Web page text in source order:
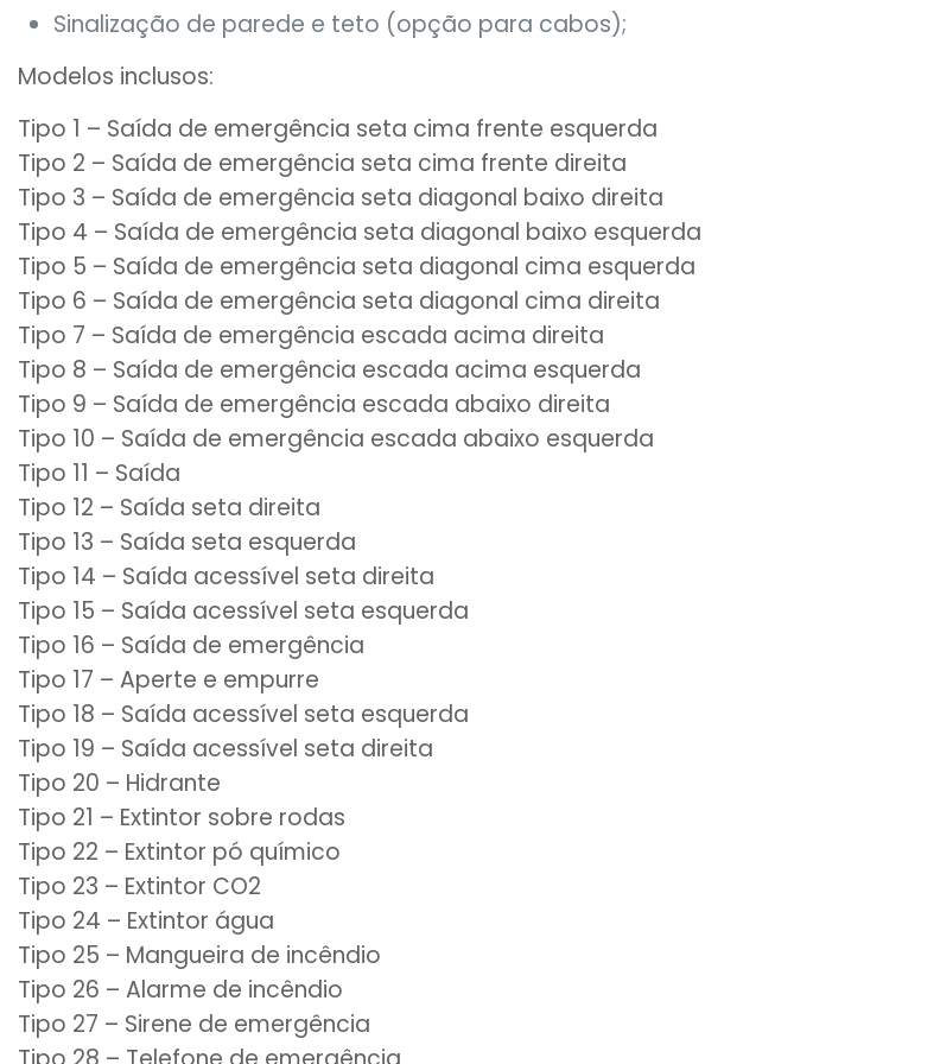
Sinalização de parede e teto (opção para cabos);
Modelos inclusos:
Tipo 1 – Saída de emergência seta cima frente esquerda
Tipo 2 – Saída de emergência seta cima frente direita
Tipo 3 – Saída de emergência seta diagonal baixo direita
Tipo 4 – Saída de emergência seta diagonal baixo esquerda
Tipo 5 – Saída de emergência seta diagonal cima esquerda
Tipo 6 – Saída de emergência seta diagonal cima direita
Tipo 7 – Saída de emergência escada acima direita
Tipo 8 – Saída de emergência escada acima esquerda
Tipo 9 – Saída de emergência escada abaixo direita
Tipo 10 – Saída de emergência escada abaixo esquerda
Tipo 11 – Saída
Tipo 12 – Saída seta direita
Tipo 13 – Saída seta esquerda
Tipo 14 – Saída acessível seta direita
Tipo 15 – Saída acessível seta esquerda
Tipo 16 – Saída de emergência
Tipo 17 – Aperte e empurre
Tipo 18 – Saída acessível seta esquerda
Tipo 19 – Saída acessível seta direita
Tipo 20 – Hidrante
Tipo 21 – Extintor sobre rodas
Tipo 22 – Extintor pó químico
Tipo 23 – Extintor CO2
Tipo 24 – Extintor água
Tipo 25 – Mangueira de incêndio
Tipo 26 – Alarme de incêndio
Tipo 27 – Sirene de emergência